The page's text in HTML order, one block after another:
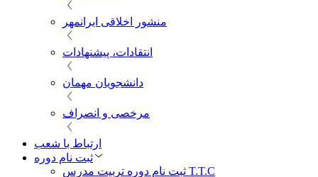
منشور اخلاقی ایرانمهر
انتقادات، پیشنهادات
دانشجویان مهمان
مرخصی و انصراف
ارتباط با شعب
ثبت نام دوره
ثبت نام دوره تربیت مدرس T.T.C